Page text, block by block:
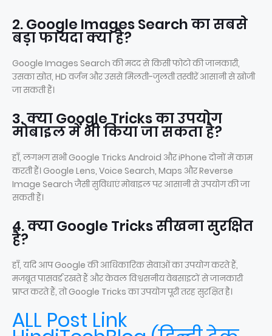
2. Google Images Search का सबसे
बड़ा फायदा क्या है?
Google Images Search की मदद से किसी फोटो की जानकारी,
उसका स्रोत, HD वर्जन और उससे मिलती-जुलती तस्वीरें आसानी से खोजी
जा सकती हैं।
3. क्या Google Tricks का उपयोग
मोबाइल में भी किया जा सकता है?
हाँ, लगभग सभी Google Tricks Android और iPhone दोनों में काम
करती हैं। Google Lens, Voice Search, Maps और Reverse
Image Search जैसी सुविधाएं मोबाइल पर आसानी से उपयोग की जा
सकती हैं।
4. क्या Google Tricks सीखना सुरक्षित
है?
हाँ, यदि आप Google की आधिकारिक सेवाओं का उपयोग करते हैं,
मजबूत पासवर्ड रखते हैं और केवल विश्वसनीय वेबसाइटों से जानकारी
प्राप्त करते हैं, तो Google Tricks का उपयोग पूरी तरह सुरक्षित है।
ALL Post Link